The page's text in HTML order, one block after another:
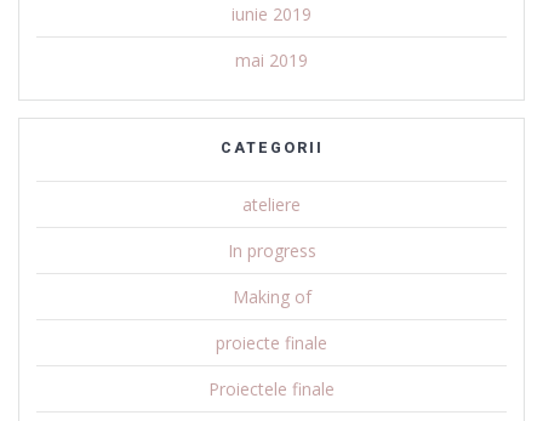
iunie 2019
mai 2019
CATEGORII
ateliere
In progress
Making of
proiecte finale
Proiectele finale